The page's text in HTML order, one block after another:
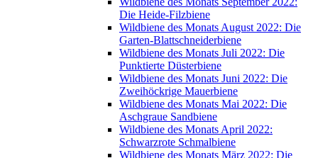
Die Heide-Filzbiene
Wildbiene des Monats August 2022: Die
Garten-Blattschneiderbiene
Wildbiene des Monats Juli 2022: Die
Punktierte Düsterbiene
Wildbiene des Monats Juni 2022: Die
Zweihöckrige Mauerbiene
Wildbiene des Monats Mai 2022: Die
Aschgraue Sandbiene
Wildbiene des Monats April 2022:
Schwarzrote Schmalbiene
Wildbiene des Monats März 2022: Die